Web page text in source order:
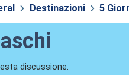
Destinazioni 5
discussione.